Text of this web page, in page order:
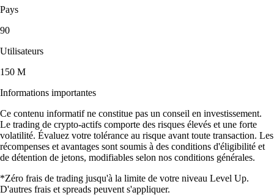
Pays
90
Utilisateurs
150 M
Informations importantes
Ce contenu informatif ne constitue pas un conseil en investissement.
Le trading de crypto-actifs comporte des risques élevés et une forte
volatilité. Évaluez votre tolérance au risque avant toute transaction. Les
récompenses et avantages sont soumis à des conditions d'éligibilité et
de détention de jetons, modifiables selon nos conditions générales.
*Zéro frais de trading jusqu'à la limite de votre niveau Level Up.
D'autres frais et spreads peuvent s'appliquer.